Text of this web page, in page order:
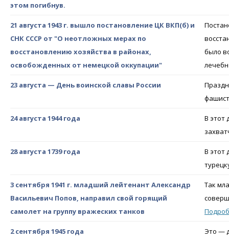
этом погибнув.
21 августа 1943 г. вышло постановление ЦК ВКП(б) и
СНК СССР от "О неотложных мерах по
восстановлению хозяйства в районах,
освобожденных от немецкой оккупации"
было
23 августа — День воинской славы России
24 августа 1944 года
В этот
28 августа 1739 года
В этот
3 сентября 1941 г. младший лейтенант Александр
Васильевич Попов, направил свой горящий
самолет на группу вражеских танков
Так
2 сентября 1945 года
Это —